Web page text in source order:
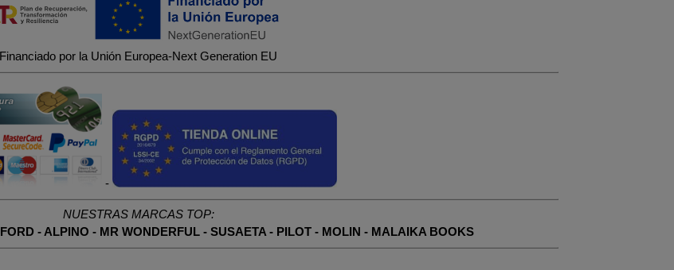
Financiado por la Unión Europea-Next Generation EU
-
NUESTRAS MARCAS TOP:
- ALPINO - MR WONDERFUL- SUSAETA- PILOT- MOLIN - MALAIKA BOOKS